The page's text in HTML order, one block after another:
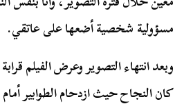
مسؤولية شخصية أضعها على عاتقي.
كان النجاح حيث ازدحام الطوابير